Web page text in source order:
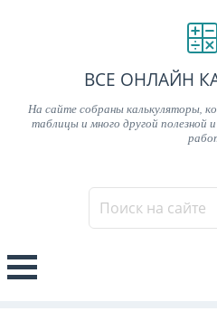
ВСЕ ОНЛАЙН
На сайте собраны калькуляторы,
таблицы и много другой полезной